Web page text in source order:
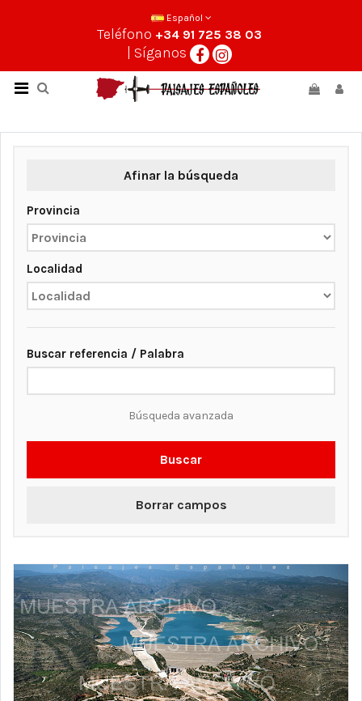
Español
Teléfono +34 91 725 38 03
| Síganos
Afinar la búsqueda
Provincia
Localidad
Buscar referencia / Palabra
Búsqueda avanzada
Buscar
Borrar campos